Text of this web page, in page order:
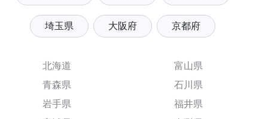
埼玉県 大阪府 京都府
北海道
青森県
岩手県
富山県
石川県
福井県